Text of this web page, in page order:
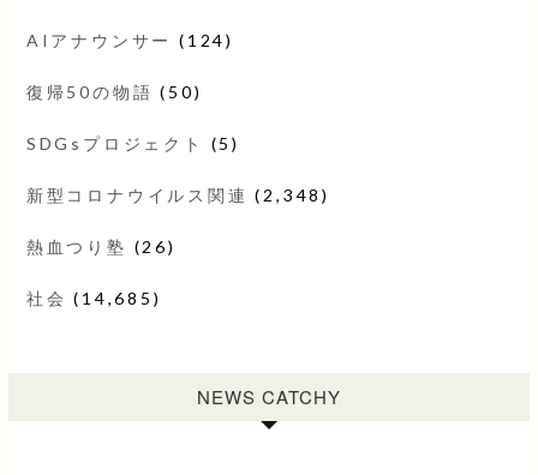
AIアナウンサー (124)
復帰50の物語 (50)
SDGsプロジェクト (5)
新型コロナウイルス関連 (2,348)
熱血つり塾 (26)
社会 (14,685)
NEWS CATCHY